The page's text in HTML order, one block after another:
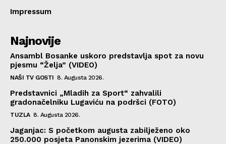
Impressum
Najnovije
Ansambl Bosanke uskoro predstavlja spot za novu
pjesmu “Želja” (VIDEO)
NAŠI TV GOSTI 8. Augusta 2026.
Predstavnici „Mladih za Sport“ zahvalili
gradonačelniku Lugaviću na podršci (FOTO)
TUZLA 8. Augusta 2026.
Jaganjac: S početkom augusta zabilježeno oko
250.000 posjeta Panonskim jezerima (VIDEO)